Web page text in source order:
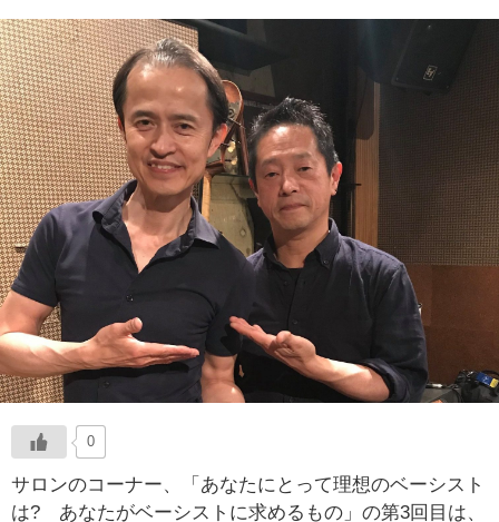
0
サロンのコーナー、「あなたにとって理想のベーシスト
は? あなたがベーシストに求めるもの」の第3回目は、